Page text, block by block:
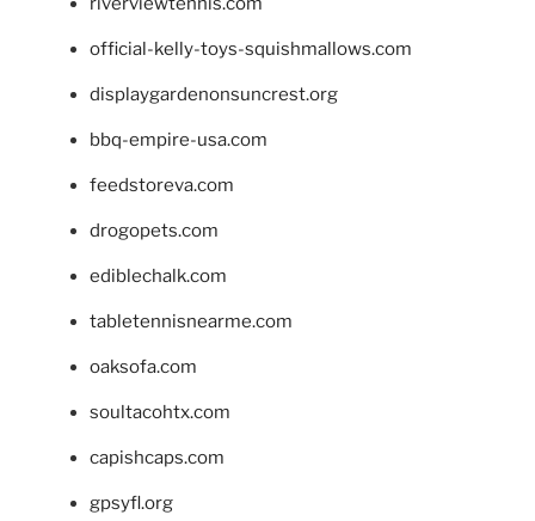
official-kelly-toys-squishmallows.com
displaygardenonsuncrest.org
bbq-empire-usa.com
feedstoreva.com
drogopets.com
ediblechalk.com
tabletennisnearme.com
oaksofa.com
soultacohtx.com
capishcaps.com
gpsyfl.org